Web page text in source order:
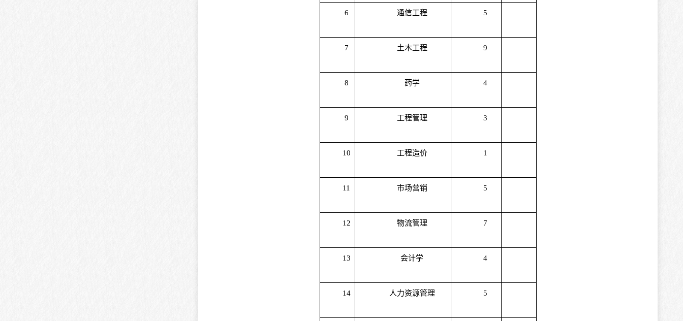
6 通信工程 5
7 土木工程 9
8 药学 4
9 工程管理 3
10 工程造价 1
11 市场营销 5
12 物流管理 7
13 会计学 4
14 人力资源管理 5